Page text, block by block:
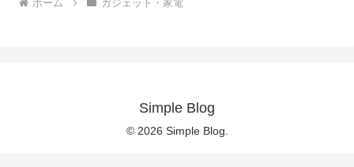
ホーム ガジェット・家電
Simple Blog
© 2026 Simple Blog.